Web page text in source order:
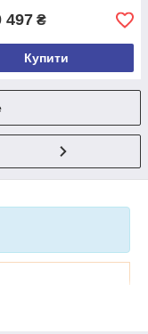
497 ₴
Купити